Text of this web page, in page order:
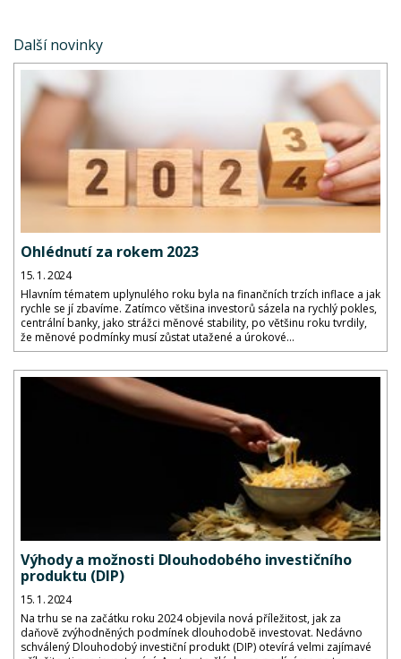
Další novinky
Ohlédnutí za rokem 2023
15. 1. 2024
Hlavním tématem uplynulého roku byla na finančních trzích inflace a jak
rychle se jí zbavíme. Zatímco většina investorů sázela na rychlý pokles,
centrální banky, jako strážci měnové stability, po většinu roku tvrdily,
že měnové podmínky musí zůstat utažené a úrokové...
Výhody a možnosti Dlouhodobého investičního
produktu (DIP)
15. 1. 2024
Na trhu se na začátku roku 2024 objevila nová příležitost, jak za
daňově zvýhodněných podmínek dlouhodobě investovat. Nedávno
schválený Dlouhodobý investiční produkt (DIP) otevírá velmi zajímavé